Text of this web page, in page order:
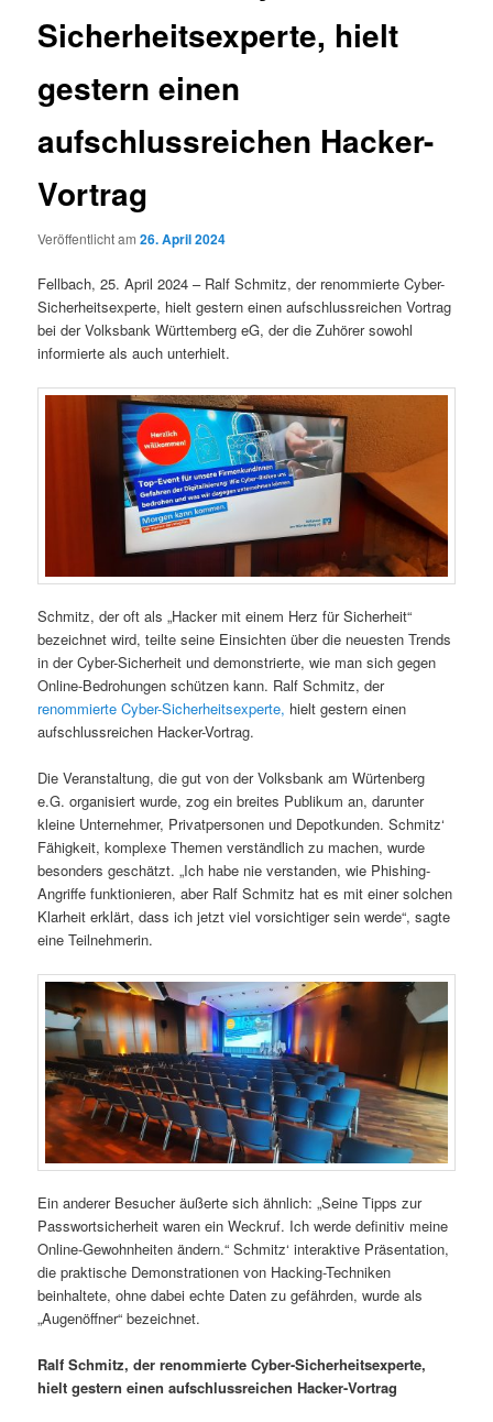
Sicherheitsexperte, hielt
gestern einen
aufschlussreichen Hacker-
Vortrag
Veröffentlicht am26. April 2024
Fellbach, 25. April 2024 – Ralf Schmitz, der renommierte Cyber-
Sicherheitsexperte, hielt gestern einen aufschlussreichen Vortrag
bei der Volksbank Württemberg eG, der die Zuhörer sowohl
informierte als auch unterhielt.
Schmitz, der oft als „Hacker mit einem Herz für Sicherheit“
bezeichnet wird, teilte seine Einsichten über die neuesten Trends
in der Cyber-Sicherheit und demonstrierte, wie man sich gegen
Online-Bedrohungen schützen kann. Ralf Schmitz, der
renommierte Cyber-Sicherheitsexperte, hielt gestern einen
aufschlussreichen Hacker-Vortrag.
Die Veranstaltung, die gut von der Volksbank am Würtenberg
e.G. organisiert wurde, zog ein breites Publikum an, darunter
kleine Unternehmer, Privatpersonen und Depotkunden. Schmitz‘
Fähigkeit, komplexe Themen verständlich zu machen, wurde
besonders geschätzt. „Ich habe nie verstanden, wie Phishing-
Angriffe funktionieren, aber Ralf Schmitz hat es mit einer solchen
Klarheit erklärt, dass ich jetzt viel vorsichtiger sein werde“, sagte
eine Teilnehmerin.
Ein anderer Besucher äußerte sich ähnlich: „Seine Tipps zur
Passwortsicherheit waren ein Weckruf. Ich werde definitiv meine
Online-Gewohnheiten ändern.“ Schmitz‘ interaktive Präsentation,
die praktische Demonstrationen von Hacking-Techniken
beinhaltete, ohne dabei echte Daten zu gefährden, wurde als
„Augenöffner“ bezeichnet.
Ralf Schmitz, der renommierte Cyber-Sicherheitsexperte,
hielt gestern einen aufschlussreichen Hacker-Vortrag